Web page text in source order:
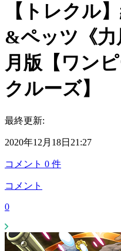
【トレクル
&ペッツ《力
月版【ワン
クルーズ】
最終更新:
2020年12月18日21:27
コメント 0 件
コメント
0